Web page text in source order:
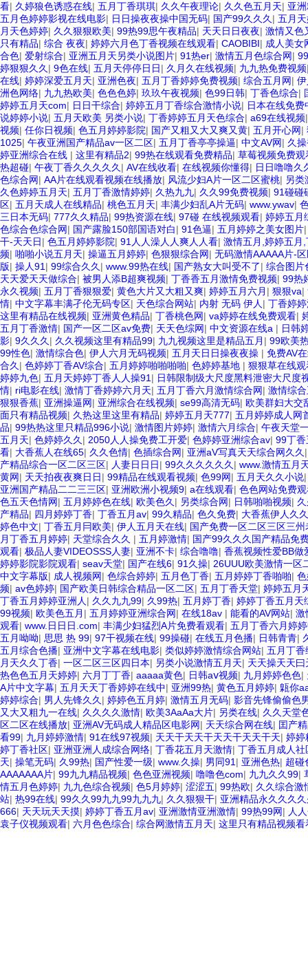
看| 久婷狼色诱惑在线| 五月丁香琪琪| 久久午夜理论| 久久色五月天| 亚
五月色婷婷影视在线电影| 日日操夜夜操中国无码| 国产99久久久 | 五月
月天色婷婷| 久久狠狠欧美| 99热99思午夜精品| 天天日日夜夜| 激情又色
只有精品| 综合 夜夜| 婷婷六月色丁香视频在线观看| CAOBIBI| 成人美女
合色| 爱射综合| 亚洲五月天另类小说图片| 91热er| 激情五月色综合网|
婷狠狠久久 | 9色在线| 五月天停停日日| 久月久在线视频| 九九热免费视频
在线| 婷婷深爱五月天| 亚洲色夜| 五月丁香婷婷免费视频| 综合五月网|
洲色网络| 九九热欧美| 色色色婷| 玖玖午夜视频| 色99日韩| 丁香色综合|
婷婷五月天com| 日日干综合| 婷婷五月丁香综合激情小说| 日本在线免费
说婷婷小说| 五月天欧美 另类小说| 丁香婷婷五月天色综合| a69在线视频
视频| 任你日视频| 色五月婷婷影院| 国产又粗又大又爽又黄| 五月开心网|
1025| 午夜亚洲国产精品av一区二区| 五月丁香亭亭操逼| 中文AV网| 久
婷亚洲综合在线 | 这里有精品2| 99热在线观看免费精品| 草莓视频免费观
热超碰| 午夜丁香久久久久久 | AV在线收看| 在线视频你懂得| 日日噜噜久
色综合网| AA片在线观看视频在线播放| 风流少妇A片一区二区蜜桃| 另类
久色婷婷五月天| 五月丁香激情婷婷| 久热九九| 久久99免费视频| 91碰碰
区| 五月天成人在线精品| 桃色五月天| 丰满少妇乱A片无码| www.ywav|
三日本无码| 777久久精品| 99热资源在线| 97碰 在线视频观看| 婷婷五月
色综合色综合网| 国产露脸150部国语对白| 91色逼| 五月婷婷之美女图片
干-天天日| 色五月婷婷影院| 91人人澡人人爽人人看| 激情五月,婷婷五月
频| 啪啪小说五月天| 操逼五月婷婷| 色狠狠综合网| 无码激情AAAAA片-
版| 操人91 | 99综合久久 | www.99热在线| 国产熟女大叫受不了| 综合图片
天天爱天天做综合| 被男人添B超爽视频| 丁香香五月激情免费视频| 99热
永久视频| 五月丁香狠狠爱| 黄色大片又大粗又爽| 婷婷五月六月 | 狠狠va|
情| 中文字幕丰满孑伦无码专区| 天色综合网站| 内射 无码 伊人 | 丁香婷
这里有精品在线视频| 亚洲黄色精品| 丁香桃色网| va婷婷在线免费观看|
五月丁香激情| 国产一区二区av免费| 天天色综网| 中文资源在线a | 日韩
影| 9久久久 | 久久视频这里有精品99| 九九视频这里是精品五月 | 99欧美
99性色| 激情综合色| 伊人六月无码视频| 五月天日日操夜夜操 | 免费AV
合久 | 色婷婷丁香AV综合| 五月婷婷啪啪啪啪| 色婷婷基地 | 狠狠草在线观
婷婷九色| 五月天婷婷丁香人人操91 | 日韩限制级大尺度黑料泄密大尺度
情| ri电影在线| 激情丁香婷婷六月天| 五月丁香六月激情综合网| 激情综
狠狠香蕉| 亚洲操逼网| 亚洲综合在线视频| se99高清无码| 欧美群妇大交
面只有精品视频| 久热这里这里有精品| 婷婷五月天777| 五月婷婷成人网
品| 99热热这里只精品996小说| 激情图片婷婷| 激情六月综合| 午夜天堂
五月天| 色婷婷久久 | 2050人人操免费工开爱| 色婷婷亚洲综合av| 99丁
看| 大香蕉人在线65| 久久色情| 色插综合网| 亚洲aV写真天天综合网久久
产精品综合一区二区三区| 人妻日日日| 99久久久久久久 | www.激情五月
黄网| 天天拍夜夜爽日日| 99精品在线观看视频| 色99网| 五月天久久小说
亚洲国产精品二二三三区| 亚洲欧洲小视频9| a在线观看| 色色网站免费
色五天色情网| 五月婷婷色在线| 欧美色久 | 另类综合网| 日韩啪啪视频|
产精品| 四月婷婷丁香| 丁香五月av| 99久精品| 色久免费| 大香蕉伊人久久
婷色中文| 丁香五月冃欧美| 伊人五月天在线| 国产免费一区二区三区三
月丁香五月婷婷| 天堂综合久久 | 五月婷激情| 国产99久久久国产精品免
观看| 极品人妻VIDEOSSS人妻| 亚洲不卡| 综合噜噜| 香蕉视频性爱BB做
婷婷影院影院观看| seav天堂| 国产在线6| 91久操| 26UUU欧美激情一区
中文字幕版| 成人视频网| 色综合婷婷| 五月色丁香| 五月婷婷丁香啪啪|
频| av色婷婷| 国产欧美日韩综合精品一区二区| 五月丁香天堂| 婷婷五月
丁香五月婷婷亚洲人 | 久久九九99| 久99热| 五月婷丁香| 婷婷丁香五月天
99视频| 欧美色五月 | 五月婷婷亚洲综合网| 在线18av | 能看的AV网站| 激
观看| www.日日日.com| 丰满少妇猛烈A片免费看观看| 五月丁香六月婷
五月呦呦| 思思 热 99| 97干视频在线| 99操碰| 在线五月色播| 日韩青青|
五月综合色播| 亚洲中文字幕在线电影| 类似婷婷激情综合网站| 五月丁香
月天久久丁香| 一区二区三区四日本| 另类小说激情五月天| 天天操天天曰
热色色五月天婷婷| 六月丁丁香| aaaaa黄色| 日韩aⅴ视频| 九月婷婷色色|
A片中文字幕| 五月天天丁香婷婷在线中| 亚洲99热| 黄色五月婷婷| 甈你
婷婷综合| 男人先锋久久 | 婷婷色五月婷| 激情五月无码| 影音先锋偷偷色
又大又粗九一在线| 久久久久激情| 欧美3AaAa大片| 另类在线| 久久天堂
区二区在线播放| 亚洲AV无码成人精品区电影网| 天天综合网在线| 囯产
看99| 九月婷婷激情| 91在线97视频| 天天干天天干天天干天天干天| 婷婷
婷丁香社区| 亚洲亚洲人成综合网络| 丁香花五月天激情| 丁香五月成人社
天| 操笔无码| 久99热| 国产性爱一级| www.久操| 男同91 | 亚洲色热| 超碰
AAAAAAA片| 99九九精品视频| 色色亚洲视频| 噜噜色com| 九九久久99|
情五月色婷婷| 九九色综合视频| 色5月婷婷| 涩涩五| 99热欧| 久久综合激
站| 热99在线| 99久久99九九99九九九| 久久狠狠干| 亚洲精品永久久久
666| 天天玩天天摸| 婷婷丁香五月av| 亚洲激情亚洲激情| 99热99网| 人
袁子仪视频观看| 六月色色综合| 综合网激情五月天| 这里只有精品视频看